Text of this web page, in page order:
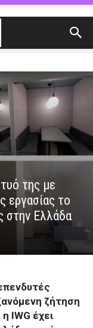
της με
εργασίας το
στην Ελλάδα
ζήτηση
IWG έχει